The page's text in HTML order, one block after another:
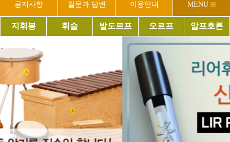
공지사항 질문과 답변 이용안내 MENU
지휘봉 휘슬 발도르프 오르프 알프호른